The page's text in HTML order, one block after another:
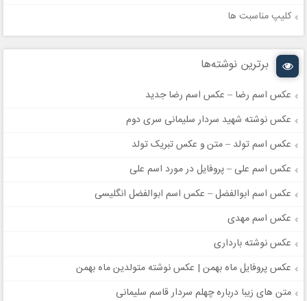
کلیپ مناسبت ها
برترین نوشته‌ها
عکس اسم رضا – عکس اسم رضا جدید
عکس نوشته شهید سردار سلیمانی سری دوم
عکس اسم تولد – متن و عکس تبریک تولد
عکس اسم علی – پروفایل در مورد اسم علی
عکس اسم ابوالفضل – عکس اسم ابوالفضل انگلیسی
عکس اسم مهدی
عکس نوشته بارداری
عکس پروفایل ماه بهمن | عکس نوشته متولدین ماه بهمن
متن های زیبا درباره چهلم سردار قاسم سلیمانی